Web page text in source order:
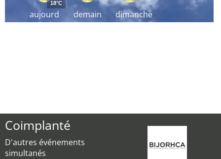
aujourd
´hui
18°C
demain dimanche
Coimplanté
D'autres événements
simultanés